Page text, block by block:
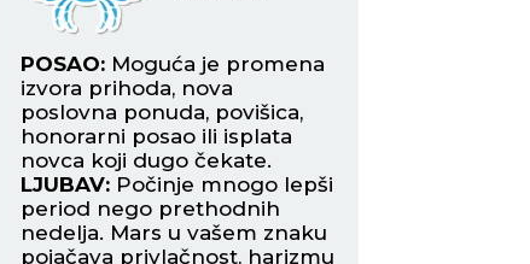
POSAO: Moguća je promena
izvora prihoda, nova
poslovna ponuda, povišica,
honorarni posao ili isplata
novca koji dugo čekate.
LJUBAV: Počinje mnogo lepši
period nego prethodnih
nedelja. Mars u vašem znaku
pojačava privlačnost, harizmu